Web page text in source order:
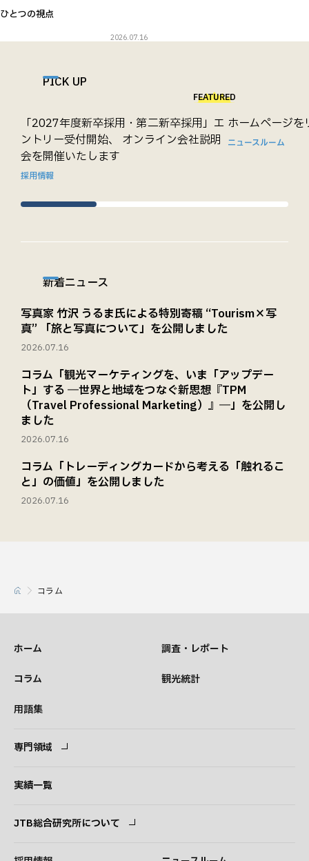
ひとつの視点
2026.07.16
PICK UP
FEATURED
「2027年度新卒採用・第二新卒採用」エ
ントリー受付開始、 オンライン会社説明
会を開催いたします
採用情報
ホームページ
ニュースルーム
新着ニュース
写真家 竹沢 うるま氏による特別寄稿 “Tourism×写
真” 「旅と写真について」を公開しました
2026.07.16
コラム「観光マーケティングを、いま「アップデー
ト」する ―世界と地域をつなぐ新思想『TPM
（Travel Professional Marketing）』―」を公開し
ました
2026.07.16
コラム「トレーディングカードから考える「触れるこ
と」の価値」を公開しました
2026.07.16
コラム
ホーム 調査・レポート
コラム 観光統計
用語集
専門領域
実績一覧
JTB総合研究所について